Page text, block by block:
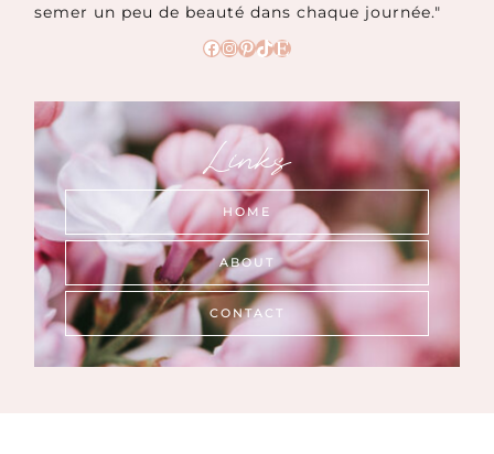
semer un peu de beauté dans chaque journée."
Facebook
Instagram
Pinterest
TikTok
Etsy
Links
HOME
ABOUT
CONTACT